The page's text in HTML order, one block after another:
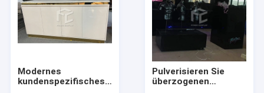
Handy-Anzeigen-Schaukasten
Optische Schaufenster-Kabinette
Uhr Schaukasten anzeigen
Modernes
kundenspezifisches
Pulverisieren Sie
überzogenen